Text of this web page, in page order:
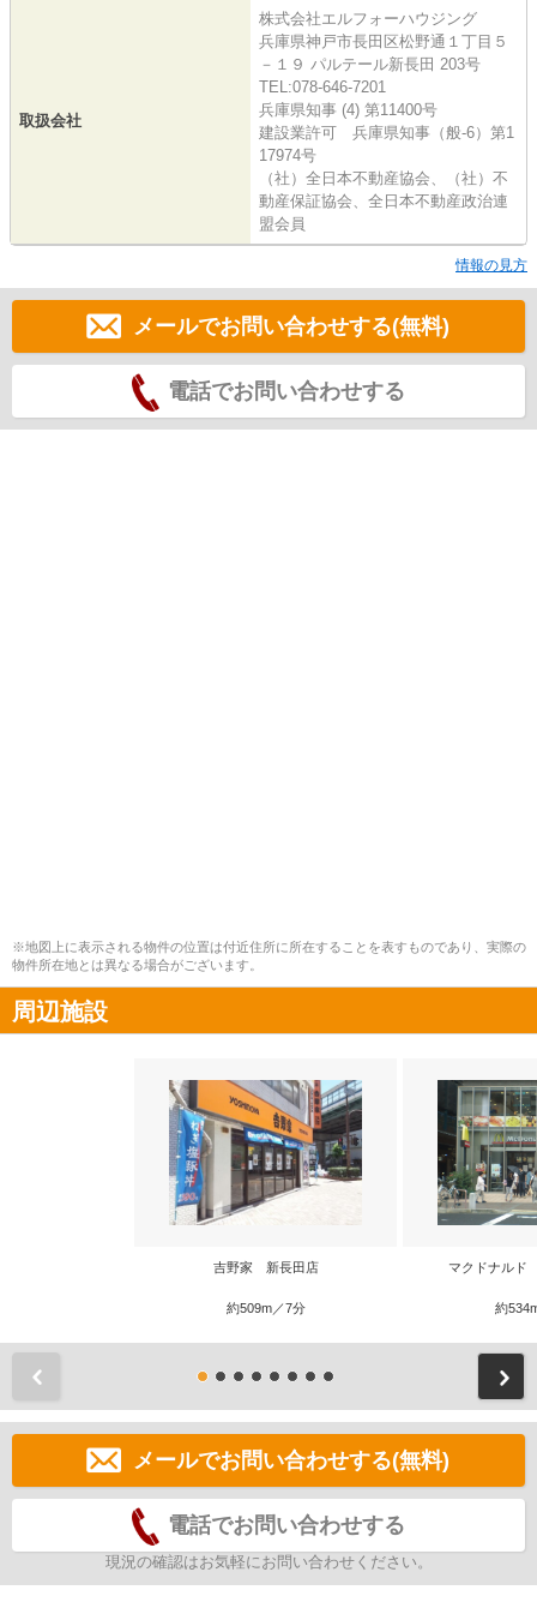
取扱会社
株式会社エルフォーハウジング
兵庫県神戸市長田区松野通１丁目５
－１９ パルテール新長田 203号
TEL:078-646-7201
兵庫県知事 (4) 第11400号
建設業許可 兵庫県知事（般-6）第1
17974号
（社）全日本不動産協会、（社）不
動産保証協会、全日本不動産政治連
盟会員
情報の見方
メールでお問い合わせする(無料)
電話でお問い合わせする
※地図上に表示される物件の位置は付近住所に所在することを表すものであり、実際の
物件所在地とは異なる場合がございます。
周辺施設
吉野家 新長田店
約509m／7分
マクドナルド
約
メールでお問い合わせする(無料)
電話でお問い合わせする
現況の確認はお気軽にお問い合わせください。